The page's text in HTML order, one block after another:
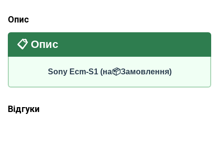
Опис
📋 Опис
Sony Ecm-S1 (на📦Замовлення)
Відгуки